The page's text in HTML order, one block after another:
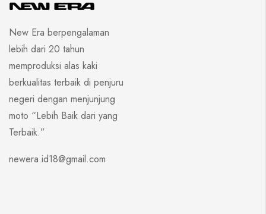
New Era berpengalaman
lebih dari 20 tahun
memproduksi alas kaki
berkualitas terbaik di penjuru
negeri dengan menjunjung
moto “Lebih Baik dari yang
Terbaik.”
newera.id18@gmail.com